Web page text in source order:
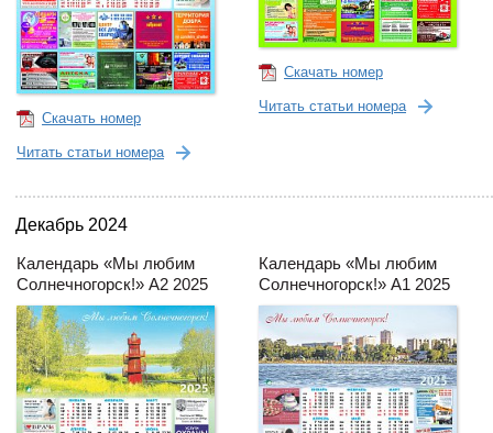
Скачать номер
Читать статьи номера
Скачать номер
Читать статьи номера
Декабрь 2024
Календарь «Мы любим
Солнечногорск!» А2 2025
Календарь «Мы любим
Солнечногорск!» А1 2025